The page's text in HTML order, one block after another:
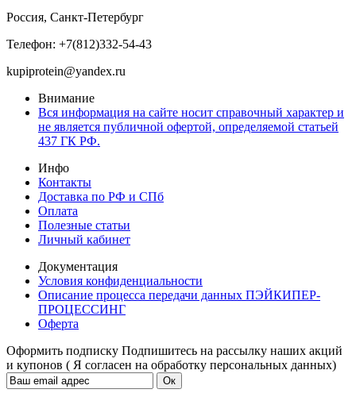
Россия, Санкт-Петербург
Телефон: +7(812)332-54-43
kupiprotein@yandex.ru
Внимание
Вся информация на сайте носит справочный характер и
не является публичной офертой, определяемой статьей
437 ГК РФ.
Инфо
Контакты
Доставка по РФ и СПб
Оплата
Полезные статьи
Личный кабинет
Документация
Условия конфиденциальности
Описание процесса передачи данных ПЭЙКИПЕР-
ПРОЦЕССИНГ
Оферта
Оформить подписку Подпишитесь на рассылку наших акций
и купонов ( Я согласен на обработку персональных данных)